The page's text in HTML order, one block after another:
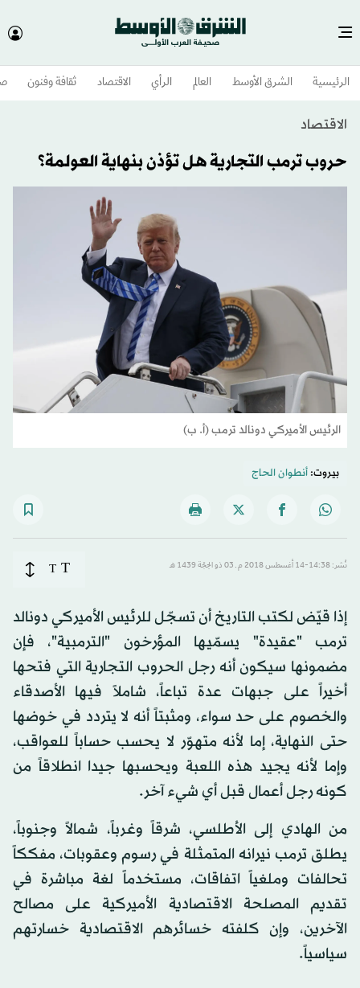
الرئيسية الشرق الأوسط​ العالم الرأي الاقتصاد ثقافة وفنون
الاقتصاد
حروب ترمب التجارية هل تؤذن بنهاية العولمة؟
الرئيس الأميركي دونالد ترمب (أ. ب)
بيروت:أنطوان الحاج
نُشر: 14:38-14 أغسطس 2018 م ـ 03 ذو الحِجّة 1439 هـ T
T
إذا قيّض لكتب التاريخ أن تسجّل للرئيس الأميركي دونالد
ترمب "عقيدة" يسمّيها المؤرخون "الترمبية"، فإن
مضمونها سيكون أنه رجل الحروب التجارية التي فتحها
أخيراً على جبهات عدة تباعاً، شاملاً فيها الأصدقاء
والخصوم على حد سواء، ومثبتاً أنه لا يتردد في خوضها
حتى النهاية، إما لأنه متهوّر لا يحسب حساباً للعواقب،
وإما لأنه يجيد هذه اللعبة ويحسبها جيدا انطلاقاً من
كونه رجل أعمال قبل أي شيء آخر.
من الهادي إلى الأطلسي، شرقاً وغرباً، شمالاً وجنوباً،
يطلق ترمب نيرانه المتمثلة في رسوم وعقوبات، مفككاً
تحالفات وملغياً اتفاقات، مستخدماً لغة مباشرة في
تقديم المصلحة الاقتصادية الأميركية على مصالح
الآخرين، وإن كلفته خسائرهم الاقتصادية خسارتهم
سياسياً.